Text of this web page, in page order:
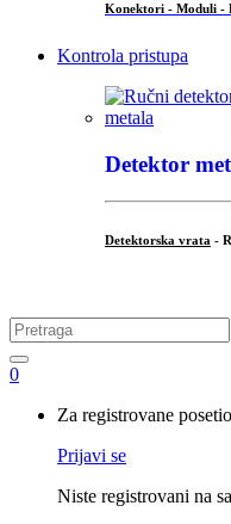
Konektori - Moduli -
Kontrola pristupa
Detektor
Detektorska vrata -
Search
for:
0
Za registrovane
Prijavi se
Niste registrovani na